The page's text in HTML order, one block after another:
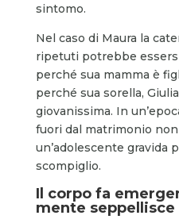
sintomo.
Nel caso di Maura la
ripetuti potrebbe
perché sua mamma è
perché sua sorella,
giovanissima. In
fuori dal matrimonio
un’adolescente gravida
scompiglio.
Il corpo fa
mente seppellisce